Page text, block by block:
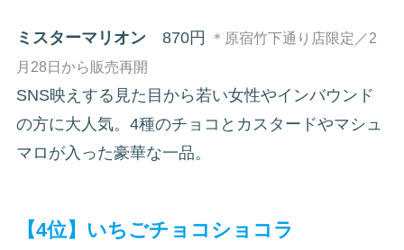
ミスターマリオン 870円
＊原宿竹下通り店限定／2
月28日から販売再開
SNS映えする見た目から若い女性やインバウンド
の方に大人気。4種のチョコとカスタードやマシュ
マロが入った豪華な一品。
【4位】いちごチョコショコラ